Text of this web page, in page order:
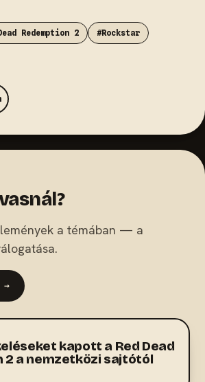
Redemption 2 #Rockstar
a témában — a
→
kapott a Red Dead
2 a nemzetközi sajtótól